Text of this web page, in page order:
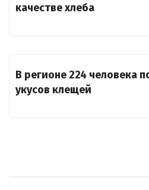
качестве хлеба
В регионе 224 человека
укусов клещей